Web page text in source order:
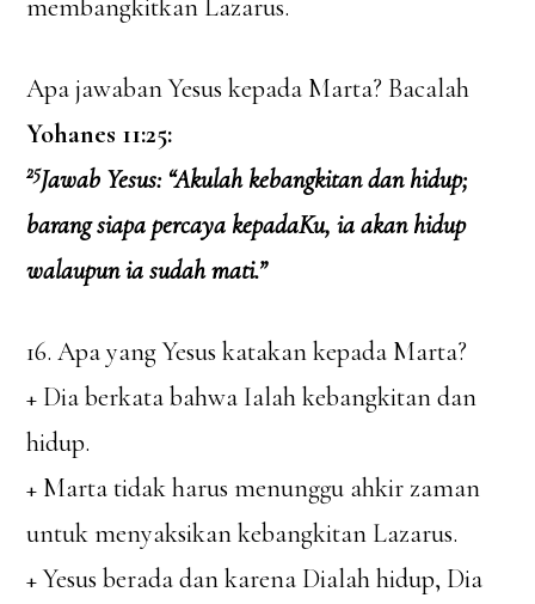
membangkitkan Lazarus.
Apa jawaban Yesus kepada Marta? Bacalah
Yohanes 11:25:
25Jawab Yesus: “Akulah kebangkitan dan hidup;
barang siapa percaya kepadaKu, ia akan hidup
walaupun ia sudah mati.”
16. Apa yang Yesus katakan kepada Marta?
+ Dia berkata bahwa Ialah kebangkitan dan
hidup.
+ Marta tidak harus menunggu ahkir zaman
untuk menyaksikan kebangkitan Lazarus.
+ Yesus berada dan karena Dialah hidup, Dia